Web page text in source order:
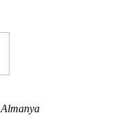
Almanya